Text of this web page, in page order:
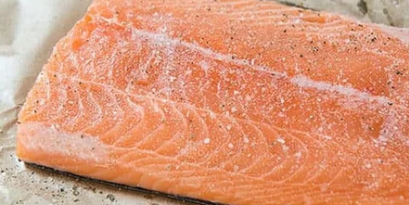
nacional.
Em um momento de intensa polarização e
constantes debates sobre o equilíbrio entre os
Poderes, o novo pedido reforça uma discussão
que segue presente na agenda política brasileira
e que, ao que tudo indica, continuará